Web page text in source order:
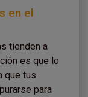
en el
tienden a
es que lo
que tus
para